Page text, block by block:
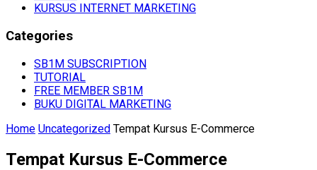
KURSUS INTERNET MARKETING
Categories
SB1M SUBSCRIPTION
TUTORIAL
FREE MEMBER SB1M
BUKU DIGITAL MARKETING
Home Uncategorized Tempat Kursus E-Commerce
Tempat Kursus E-Commerce